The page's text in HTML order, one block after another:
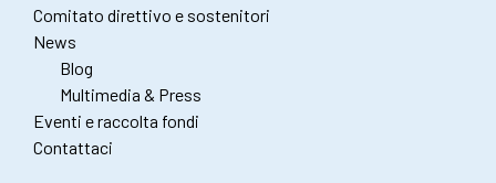
Comitato direttivo e sostenitori
News
Blog
Multimedia & Press
Eventi e raccolta fondi
Contattaci